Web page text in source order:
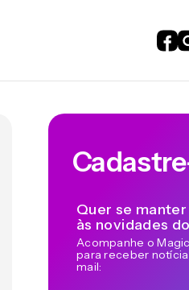
Quer se
às novidades
Acompanhe o
para receber
mail: